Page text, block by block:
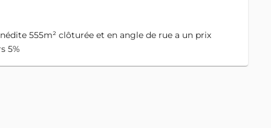
555m² clôturée et en angle de rue a un prix
5%